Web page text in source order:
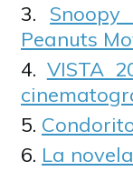
Peanuts
VISTA
La